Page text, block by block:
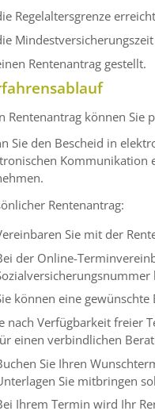
Regelaltersgrenze
Rentenantrag gestellt.
Rentenantrag können Sie
Sie den Bescheid in
Kommunikation
Rentenantrag:
Sie mit der
der Online-
können eine
nach Verfügbarkeit freier
einen verbindlichen
Sie Ihren
Sie mitbringen
Ihrem Termin wird Ihr